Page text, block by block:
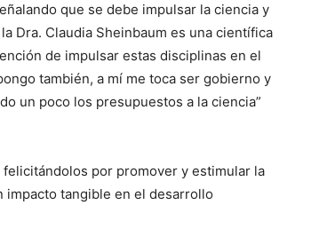
que se debe impulsar la ciencia y
Dra. Claudia Sheinbaum es una científica
de impulsar estas disciplinas en el
también, a mí me toca ser gobierno y
un poco los presupuestos a la ciencia”
por promover y estimular la
tangible en el desarrollo